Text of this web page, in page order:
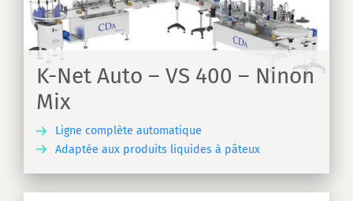
K-Net Auto – VS 400 – Ninon
Mix
Ligne complète automatique
Adaptée aux produits liquides à pâteux